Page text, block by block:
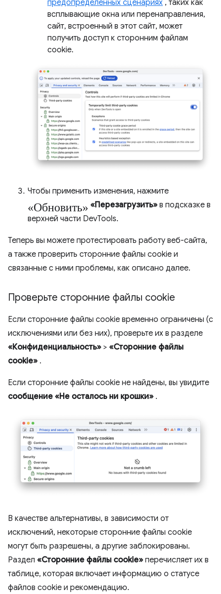
предопределенных сценариях , таких как
всплывающие окна или перенаправления,
сайт, встроенный в этот сайт, может
получить доступ к сторонним файлам
cookie.
Чтобы применить изменения, нажмите
«Обновить» «Перезагрузить» в подсказке в
верхней части DevTools.
Теперь вы можете протестировать работу веб-сайта,
а также проверить сторонние файлы cookie и
связанные с ними проблемы, как описано далее.
Проверьте сторонние файлы cookie
Если сторонние файлы cookie временно ограничены (с
исключениями или без них), проверьте их в разделе
«Конфиденциальность» > «Сторонние файлы
cookie» .
Если сторонние файлы cookie не найдены, вы увидите
сообщение «Не осталось ни крошки» .
В качестве альтернативы, в зависимости от
исключений, некоторые сторонние файлы cookie
могут быть разрешены, а другие заблокированы.
Раздел «Сторонние файлы cookie» перечисляет их в
таблице, которая включает информацию о статусе
файлов cookie и рекомендацию.